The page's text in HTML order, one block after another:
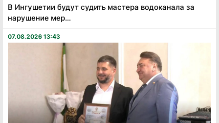
В Ингушетии будут судить мастера водоканала за
нарушение мер...
07.08.2026 13:43